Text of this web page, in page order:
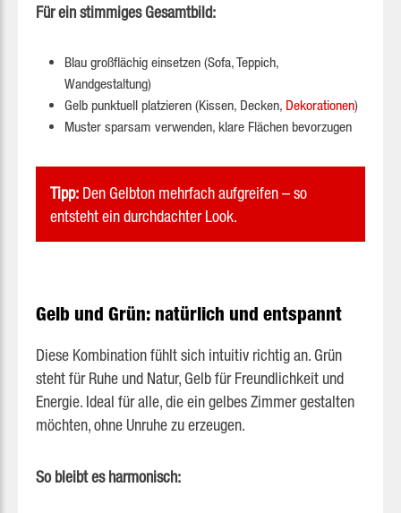
Für ein stimmiges Gesamtbild:
Blau großflächig einsetzen (Sofa, Teppich,
Wandgestaltung)
Gelb punktuell platzieren (Kissen, Decken, Dekorationen)
Muster sparsam verwenden, klare Flächen bevorzugen
Tipp: Den Gelbton mehrfach aufgreifen – so
entsteht ein durchdachter Look.
Gelb und Grün: natürlich und entspannt
Diese Kombination fühlt sich intuitiv richtig an. Grün
steht für Ruhe und Natur, Gelb für Freundlichkeit und
Energie. Ideal für alle, die ein gelbes Zimmer gestalten
möchten, ohne Unruhe zu erzeugen.
So bleibt es harmonisch: